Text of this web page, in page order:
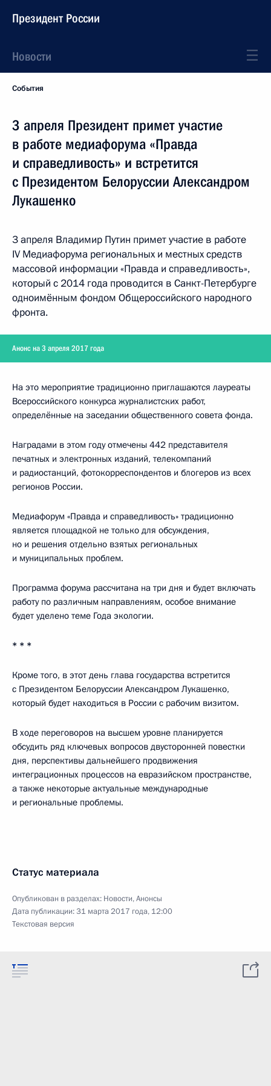
Президент России
Новости
События
3 апреля Президент примет участие
в работе медиафорума «Правда
и справедливость» и встретится
с Президентом Белоруссии Александром
Лукашенко
3 апреля Владимир Путин примет участие в работе
IV Медиафорума региональных и местных средств
массовой информации «Правда и справедливость»,
который с 2014 года проводится в Санкт-Петербурге
одноимённым фондом Общероссийского народного
фронта.
Анонс на 3 апреля 2017 года
На это мероприятие традиционно приглашаются лауреаты
Всероссийского конкурса журналистских работ,
определённые на заседании общественного совета фонда.
Наградами в этом году отмечены 442 представителя
печатных и электронных изданий, телекомпаний
и радиостанций, фотокорреспондентов и блогеров из всех
регионов России.
Медиафорум «Правда и справедливость» традиционно
является площадкой не только для обсуждения,
но и решения отдельно взятых региональных
и муниципальных проблем.
Программа форума рассчитана на три дня и будет включать
работу по различным направлениям, особое внимание
будет уделено теме Года экологии.
* * *
Кроме того, в этот день глава государства встретится
с Президентом Белоруссии Александром Лукашенко,
который будет находиться в России с рабочим визитом.
В ходе переговоров на высшем уровне планируется
обсудить ряд ключевых вопросов двусторонней повестки
дня, перспективы дальнейшего продвижения
интеграционных процессов на евразийском пространстве,
а также некоторые актуальные международные
и региональные проблемы.
Статус материала
Опубликован в разделах: Новости,Анонсы
Дата публикации:31 марта 2017 года, 12:00
Текстовая версия